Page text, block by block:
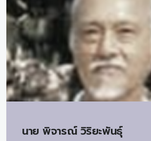
นาย พิจารณ์ วิริยะพันธุ์